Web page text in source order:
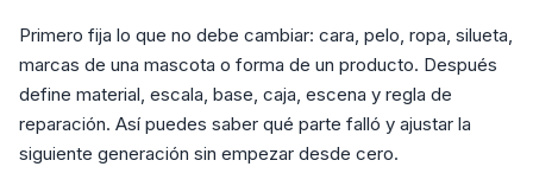
Primero fija lo que no debe cambiar: cara, pelo, ropa, silueta,
marcas de una mascota o forma de un producto. Después
define material, escala, base, caja, escena y regla de
reparación. Así puedes saber qué parte falló y ajustar la
siguiente generación sin empezar desde cero.